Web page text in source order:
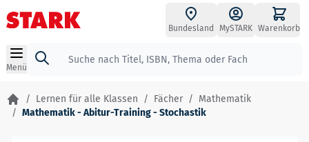
Zum Inhalt springen
Bundesland MySTARK Warenkorb
Menü
Suche
/ Lernen für alle Klassen / Fächer / Mathematik
/ Mathematik - Abitur-Training - Stochastik